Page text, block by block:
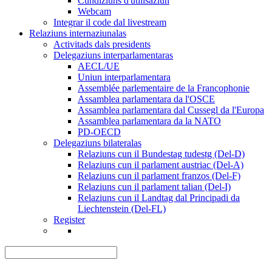
Webcam
Integrar il code dal livestream
Relaziuns internaziunalas
Activitads dals presidents
Delegaziuns interparlamentaras
AECL/UE
Uniun interparlamentara
Assemblée parlementaire de la Francophonie
Assamblea parlamentara da l'OSCE
Assamblea parlamentara dal Cussegl da l'Europa
Assamblea parlamentara da la NATO
PD-OECD
Delegaziuns bilateralas
Relaziuns cun il Bundestag tudestg (Del-D)
Relaziuns cun il parlament austriac (Del-A)
Relaziuns cun il parlament franzos (Del-F)
Relaziuns cun il parlament talian (Del-I)
Relaziuns cun il Landtag dal Principadi da
Liechtenstein (Del-FL)
Register